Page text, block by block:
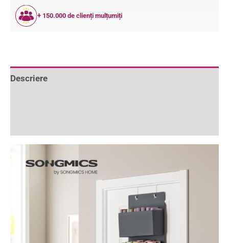
+ 150.000 de clienți mulțumiți
Descriere